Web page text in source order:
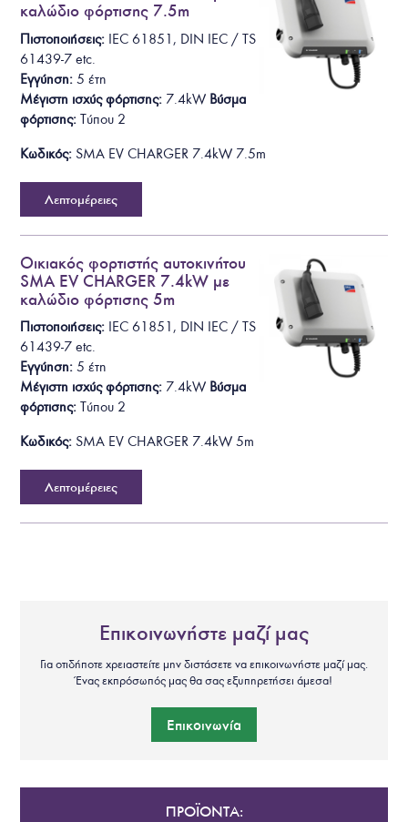
καλώδιο φόρτισης 7.5m
Πιστοποιήσεις: IEC 61851, DIN IEC / TS
61439-7 etc.
Εγγύηση:5 έτη
Μέγιστη ισχύς φόρτισης: 7.4kW Βύσμα
φόρτισης: Tύπου 2
Κωδικός: SMA EV CHARGER 7.4kW 7.5m
Λεπτομέρειες
Οικιακός φορτιστής αυτοκινήτου
SMA EV CHARGER 7.4kW με
καλώδιο φόρτισης 5m
Πιστοποιήσεις: IEC 61851, DIN IEC / TS
61439-7 etc.
Εγγύηση:5 έτη
Μέγιστη ισχύς φόρτισης: 7.4kW Βύσμα
φόρτισης: Tύπου 2
Κωδικός: SMA EV CHARGER 7.4kW 5m
Λεπτομέρειες
Επικοινωνήστε μαζί μας
Για οτιδήποτε χρειαστείτε μην διστάσετε να επικοινωνήστε μαζί μας.
Ένας εκπρόσωπός μας θα σας εξυπηρετήσει άμεσα!
Επικοινωνία
ΠΡΟΪΟΝΤΑ: